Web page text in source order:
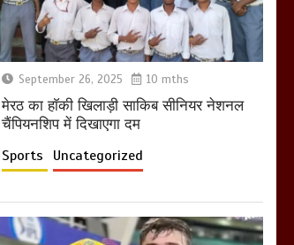
बिजली विभाग से परेशान
होकर बागपत में एक संत ने
सरकार को दी आमरण
अनशन की चेतावनी
March 8, 2025
September 26, 2025 10 mths
मेरठ का हाॅकी खिलाड़ी साकिब सीनियर नेशनल
चैंपियनशिप में दिखाएगा दम
Sports Uncategorized